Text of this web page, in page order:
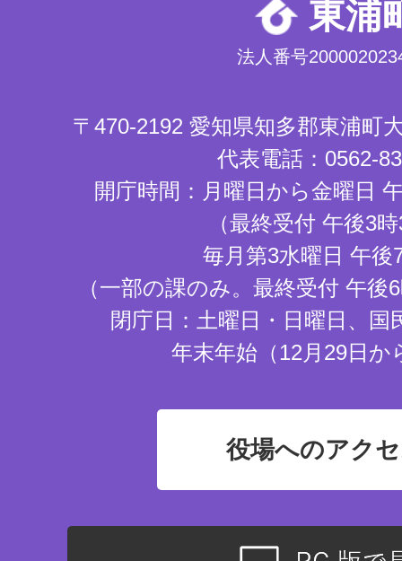
東浦
法人番号
〒470-2192 愛知県知多郡東浦町
代表電話：0562-
開庁時間：月曜日から金曜日
（最終受付 午後3
毎月第3水曜日 午後
（一部の課のみ。最終受付 午
閉庁日：土曜日・日曜日、国
年末年始（12月29日か
役場へのアク